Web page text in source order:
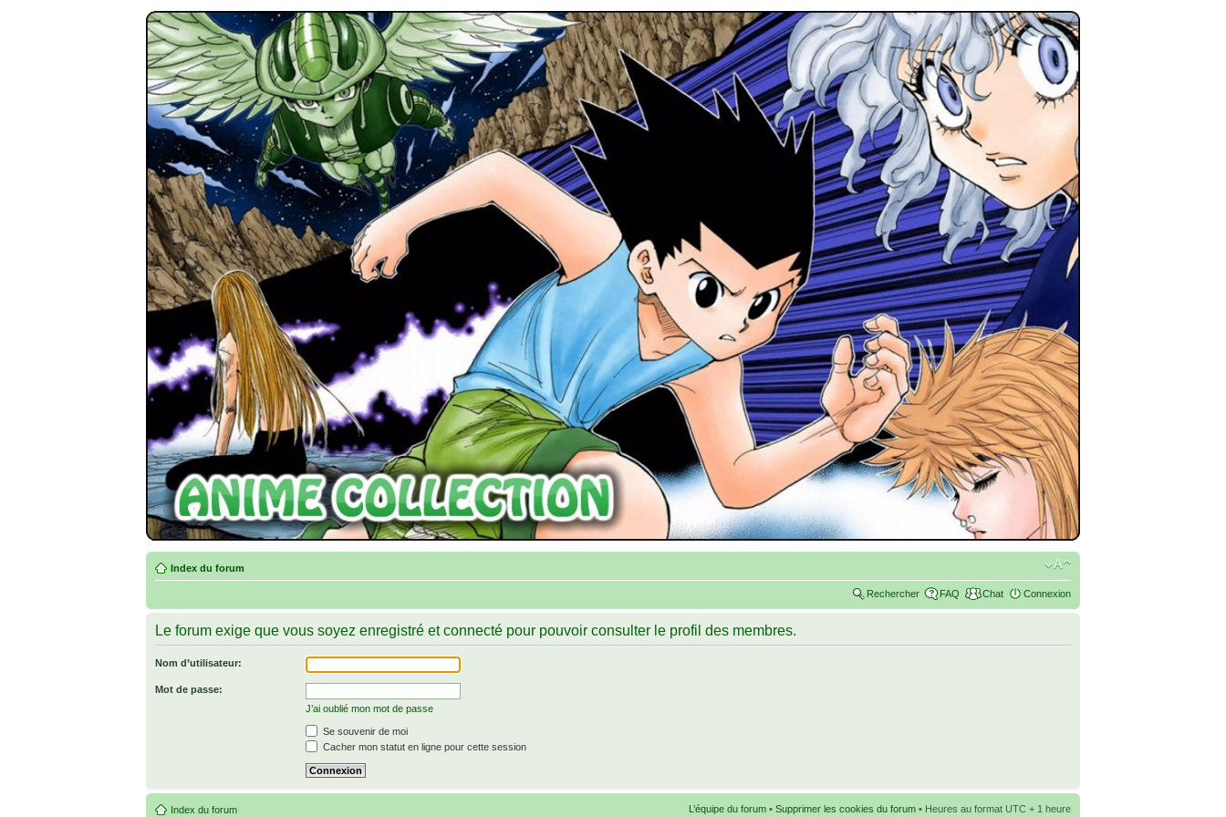
Index du forum
Rechercher FAQ Chat Connexion
Le forum exige que vous soyez enregistré et connecté pour pouvoir consulter le profil des membres.
Nom d’utilisateur:
Mot de passe:
J’ai oublié mon mot de passe
Se souvenir de moi
Cacher mon statut en ligne pour cette session
Index du forum L’équipe du forum • Supprimer les cookies du forum • Heures au format UTC + 1 heure